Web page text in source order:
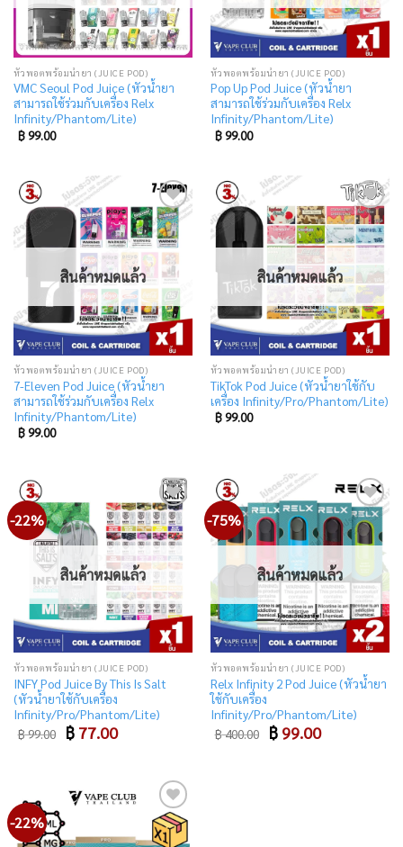
หัวพอตพร้อมน้ำยา (JUICE POD)
VMC Seoul Pod Juice (หัวน้ำยา
สามารถใช้ร่วมกับเครื่อง Relx
Infinity/Phantom/Lite)
฿99.00
หัวพอตพร้อมน้ำยา (JUICE POD)
Pop Up Pod Juice (หัวน้ำยา
สามารถใช้ร่วมกับเครื่อง Relx
Infinity/Phantom/Lite)
฿99.00
Add
to
wishlist
สินค้าหมดแล้ว
หัวพอตพร้อมน้ำยา (JUICE POD)
7-Eleven Pod Juice (หัวน้ำยา
สามารถใช้ร่วมกับเครื่อง Relx
Infinity/Phantom/Lite)
฿99.00
Add
to
wishlist
สินค้าหมดแล้ว
หัวพอตพร้อมน้ำยา (JUICE POD)
TikTok Pod Juice (หัวน้ำยาใช้กับ
เครื่อง Infinity/Pro/Phantom/Lite)
฿99.00
-22%
Add
to
wishlist
สินค้าหมดแล้ว
หัวพอตพร้อมน้ำยา (JUICE POD)
INFY Pod Juice By This Is Salt
(หัวน้ำยาใช้กับเครื่อง
Infinity/Pro/Phantom/Lite)
฿99.00 Original
price
฿ 77.00Current
price
-75%
Add
to
wishlist
สินค้าหมดแล้ว
หัวพอตพร้อมน้ำยา (JUICE POD)
Relx Infinity 2 Pod Juice (หัวน้ำยา
ใช้กับเครื่อง
Infinity/Pro/Phantom/Lite)
฿400.00 Original
price
฿ 99.00Current
price
-22%
Add
to